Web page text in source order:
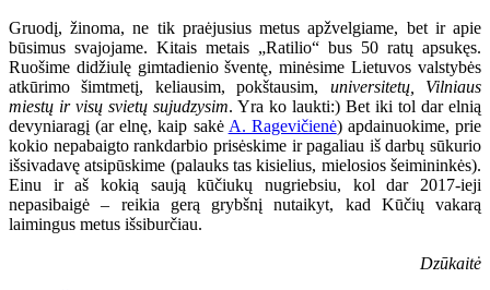
Gruodį, žinoma, ne tik praėjusius metus apžvelgiame, bet ir apie
būsimus svajojame. Kitais metais „Ratilio“ bus 50 ratų apsukęs.
Ruošime didžiulę gimtadienio šventę, minėsime Lietuvos valstybės
atkūrimo šimtmetį, keliausim, pokštausim, universitetų, Vilniaus
miestų ir visų svietų sujudzysim. Yra ko laukti:) Bet iki tol dar elnią
devyniaragį (ar elnę, kaip sakė A. Ragevičienė) apdainuokime, prie
kokio nepabaigto rankdarbio prisėskime ir pagaliau iš darbų sūkurio
išsivadavę atsipūskime (palauks tas kisielius, mielosios šeimininkės).
Einu ir aš kokią saują kūčiukų nugriebsiu, kol dar 2017-ieji
nepasibaigė – reikia gerą grybšnį nutaikyt, kad Kūčių vakarą
laimingus metus išsiburčiau.
Dzūkaitė